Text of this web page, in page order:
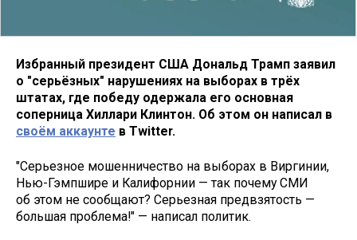
Избранный президент США Дональд Трамп заявил
о "серьёзных" нарушениях на выборах в трёх
штатах, где победу одержала его основная
соперница Хиллари Клинтон. Об этом он написал в
своём аккаунте в Twitter.
"Серьезное мошенничество на выборах в Виргинии,
Нью-Гэмпшире и Калифорнии — так почему СМИ
об этом не сообщают? Серьезная предвзятость —
большая проблема!" — написал политик.